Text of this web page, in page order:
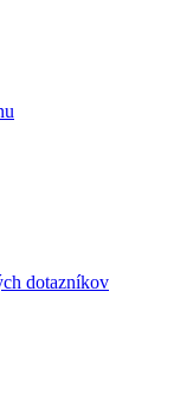
dotazníkov